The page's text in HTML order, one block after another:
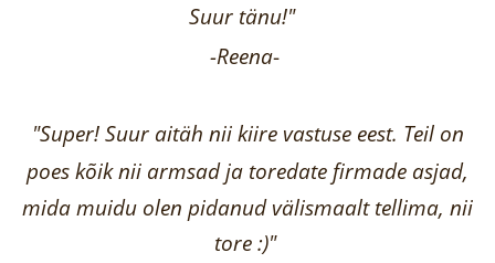
Suur tänu!"
-Reena-
"Super! Suur aitäh nii kiire vastuse eest. Teil on
poes kõik nii armsad ja toredate firmade asjad,
mida muidu olen pidanud välismaalt tellima, nii
tore :)"